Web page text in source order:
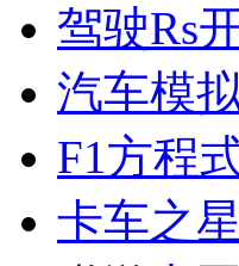
驾驶Rs
汽车模
F1方程
卡车之